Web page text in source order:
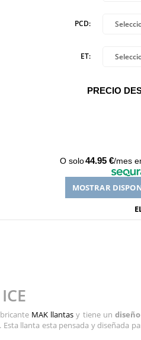
PCD:
ET:
PRECIO
O solo44.95 €/mes
MOSTRAR
MAK llantas y tiene un
llanta esta pensada y diseñada